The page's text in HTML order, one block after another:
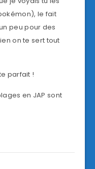
le fait
peu pour des
on te sert tout
parfait !
en JAP sont